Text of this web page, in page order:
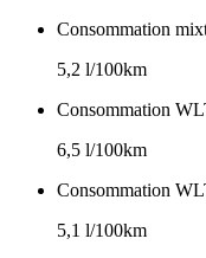
Consommation
5,2 l/100km
Consommation
6,5 l/100km
Consommation
5,1 l/100km